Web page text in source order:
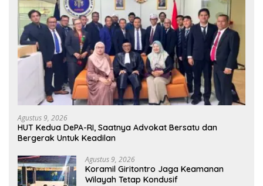
Agustus 9, 2026
HUT Kedua DePA-RI, Saatnya Advokat Bersatu dan
Bergerak Untuk Keadilan
Agustus 9, 2026
Koramil Giritontro Jaga Keamanan
Wilayah Tetap Kondusif